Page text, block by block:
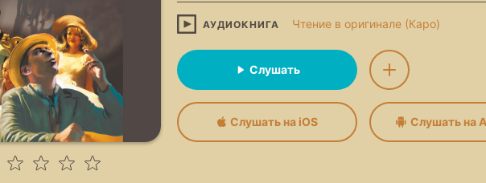
АУДИОКНИГА Чтение в оригинале (Каро)
Слушать
Слушать на iOS Слушать на